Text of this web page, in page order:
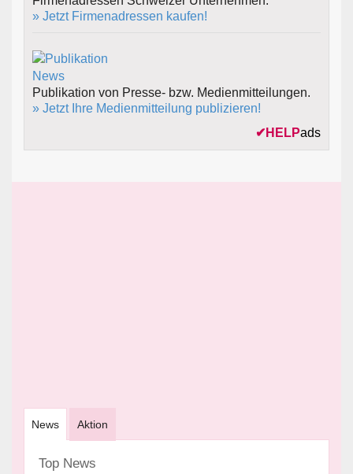
» Jetzt Firmenadressen kaufen!
Publikation von Presse- bzw. Medienmitteilungen.
» Jetzt Ihre Medienmitteilung publizieren!
✔ HELPads
News Aktion
Top News